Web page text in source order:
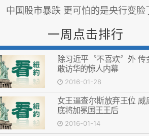
中国股市暴跌 更可怕的是央行变脸
一周点击排行
除习近平〝不喜欢〞外 传
敢访华的惊人内幕
2016-01-28
女王逼查尔斯放弃王位 威
底将加冕国王王后
2016-01-14